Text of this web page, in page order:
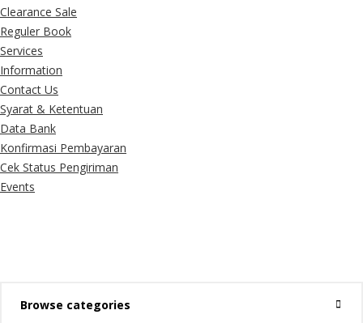
Clearance Sale
Reguler Book
Services
Information
Contact Us
Syarat & Ketentuan
Data Bank
Konfirmasi Pembayaran
Cek Status Pengiriman
Events
Browse categories